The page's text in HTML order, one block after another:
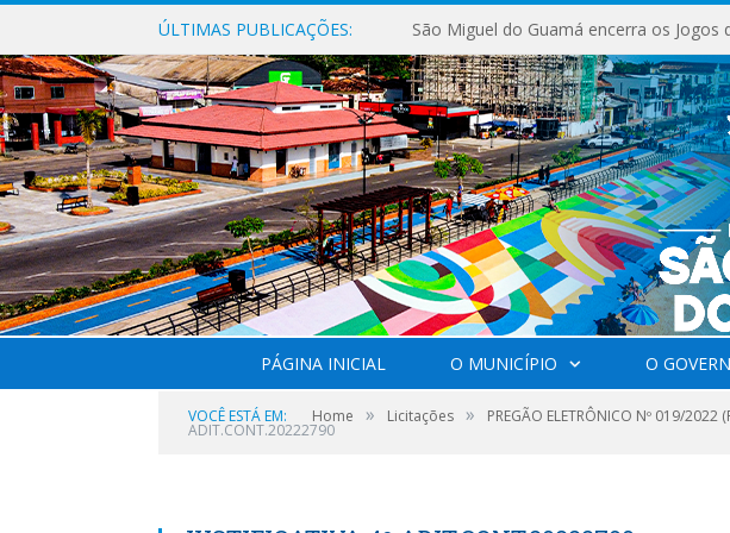
ÚLTIMAS PUBLICAÇÕES:
PÁGINA INICIAL O MUNICÍPIO O
VOCÊ ESTÁ EM: Home » Licitações » PREGÃO ELETRÔNICO Nº 019/2022
ADIT.CONT.20222790